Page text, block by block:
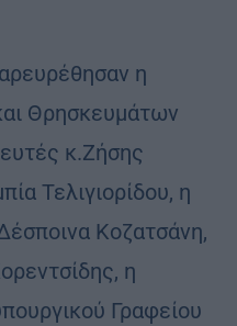
η
Θρησκευμάτων
κ.Ζήσης
Τελιγιορίδου, η
Κοζατσάνη,
η
Γραφείου